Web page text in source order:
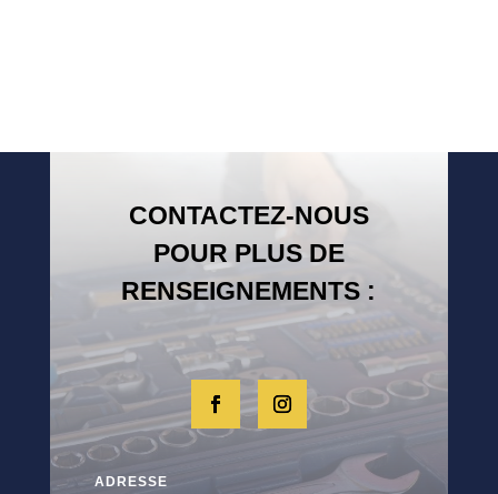
CONTACTEZ-NOUS
POUR PLUS DE
RENSEIGNEMENTS :
ADRESSE